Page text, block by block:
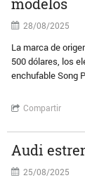
28/08/2025
La marca de
500 dólares, los
enchufable Song
Compartir
Audi
25/08/2025